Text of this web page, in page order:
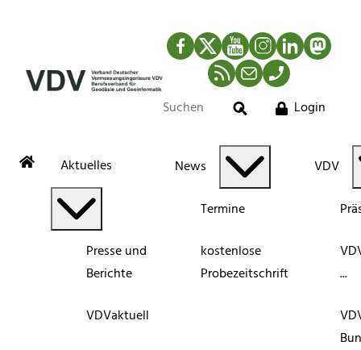
Facebook
TwitterYouTubeInstagram
LinkedIn
RSS-Newsfeed
MailTelefon
Suche
Login
Aktuelles
Presse und
Berichte
VDVaktuell
News
Termine
kostenlose
Probezeitschrift
VDV
...